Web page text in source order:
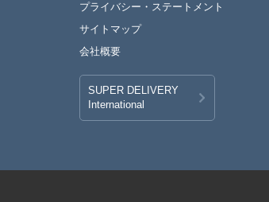
プライバシー・ ステートメント
サイトマップ
会社概要
SUPER DELIVERY
International